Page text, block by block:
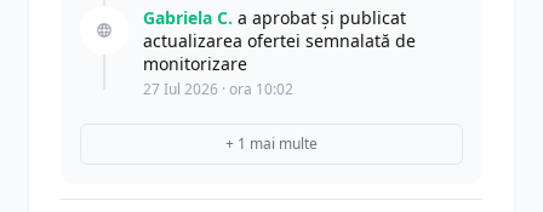
Gabriela C. a aprobat și publicat
actualizarea ofertei semnalată de
monitorizare
27 Iul 2026 · ora 10:02
+ 1 mai multe